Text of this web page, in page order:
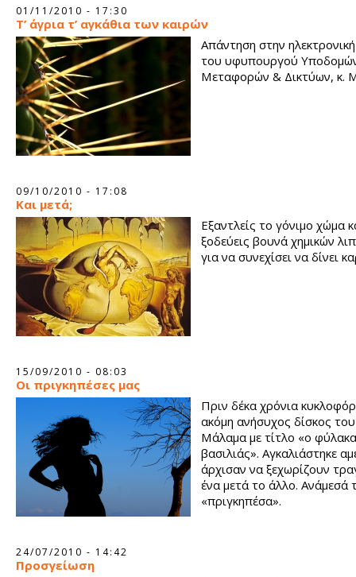
01/11/2010 - 17:30
Τ’ άγρια τ’ αγκάθια των καιρών
Απάντηση στην
του υφυπουργού
Μεταφορών & Δικτύων, κ.
09/10/2010 - 17:08
Και μετά;
Εξαντλείς το γόνιμο χώμα
ξοδεύεις βουνά χημικών
για να συνεχίσει να δίνει
15/09/2010 - 08:03
Οι πριγκηπέσες μας
Πριν δέκα χρόνια
ακόμη ανήσυχος δίσκος
Μάλαμα με τίτλο «ο
βασιλιάς». Αγκαλιάστηκε
άρχισαν να ξεχωρίζουν
ένα μετά το άλλο. Ανάμεσά
«πριγκηπέσα».
24/07/2010 - 14:42
Προσγείωση